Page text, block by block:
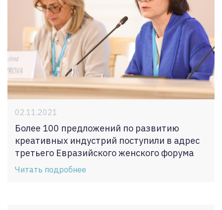
02.11.2021
Более 100 предложений по развитию
креативных индустрий поступили в адрес
третьего Евразийского женского форума
Читать подробнее